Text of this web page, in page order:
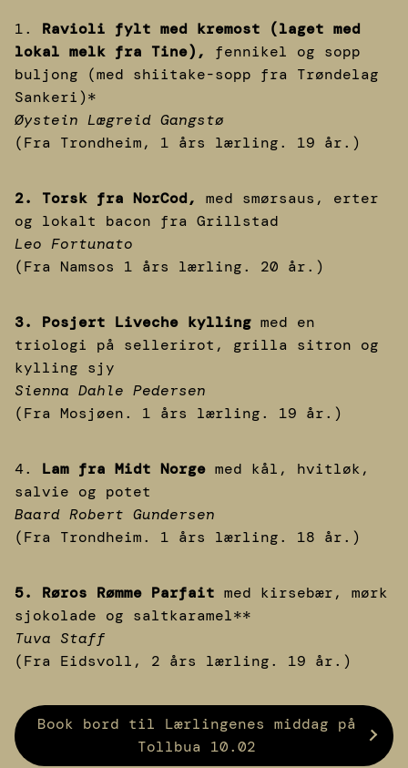
1. Ravioli fylt med kremost (laget med
lokal melk fra Tine), fennikel og sopp
buljong (med shiitake-sopp fra Trøndelag
Sankeri)*
Øystein Lægreid Gangstø
(Fra Trondheim, 1 års lærling. 19 år.)
2. Torsk fra NorCod, med smørsaus, erter
og lokalt bacon fra Grillstad
Leo Fortunato
(Fra Namsos 1 års lærling. 20 år.)
3. Posjert Liveche kylling med en
triologi på sellerirot, grilla sitron og
kylling sjy
Sienna Dahle Pedersen
(Fra Mosjøen. 1 års lærling. 19 år.)
4. Lam fra Midt Norge med kål, hvitløk,
salvie og potet
Baard Robert Gundersen
(Fra Trondheim. 1 års lærling. 18 år.)
5. Røros Rømme Parfait med kirsebær, mørk
sjokolade og saltkaramel**
Tuva Staff
(Fra Eidsvoll, 2 års lærling. 19 år.)
Book bord til Lærlingenes middag på
Tollbua 10.02